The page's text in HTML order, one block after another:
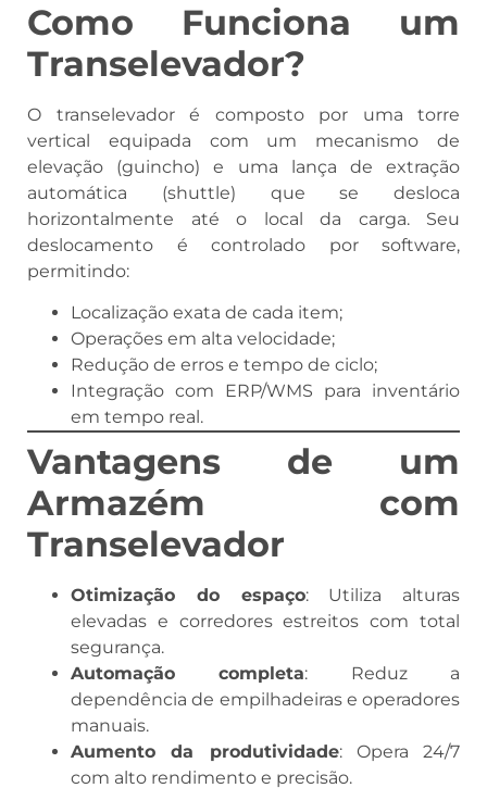
Como Funciona um
Transelevador?
O transelevador é composto por uma torre
vertical equipada com um mecanismo de
elevação (guincho) e uma lança de extração
automática (shuttle) que se desloca
horizontalmente até o local da carga. Seu
deslocamento é controlado por software,
permitindo:
Localização exata de cada item;
Operações em alta velocidade;
Redução de erros e tempo de ciclo;
Integração com ERP/WMS para inventário
em tempo real.
Vantagens de um
Armazém com
Transelevador
Otimização do espaço: Utiliza alturas
elevadas e corredores estreitos com total
segurança.
Automação completa: Reduz a
dependência de empilhadeiras e operadores
manuais.
Aumento da produtividade: Opera 24/7
com alto rendimento e precisão.